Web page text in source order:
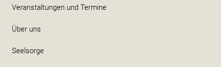
Veranstaltungen und Termine
Über uns
Seelsorge